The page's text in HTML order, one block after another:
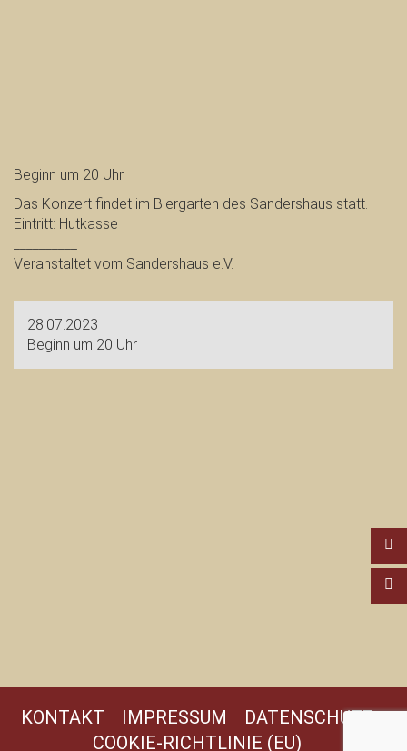
Beginn um 20 Uhr
Das Konzert findet im Biergarten des Sandershaus statt.
Eintritt: Hutkasse
Veranstaltet vom Sandershaus e.V.
28.07.2023
Beginn um 20 Uhr
KONTAKT IMPRESSUM
DATENSCHUTZ
COOKIE-RICHTLINIE (EU)